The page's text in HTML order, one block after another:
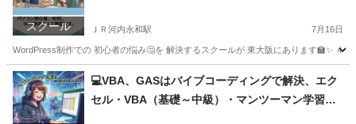
スクール ＪＲ河内永和駅 7月16日
WordPress制作での 初心者の悩み🤔を 解決するスクールが 東大阪にあります🏫✨ ４
大阪 東大阪市 ＪＲ河内永和駅 パソコン WordPress
💻VBA、GASはバイブコーディングで解決、エク
セル・VBA（基礎～中級）・マンツーマン学習教